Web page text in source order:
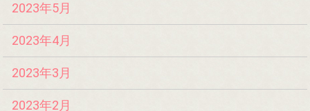
2023年5月
2023年4月
2023年3月
2023年2月